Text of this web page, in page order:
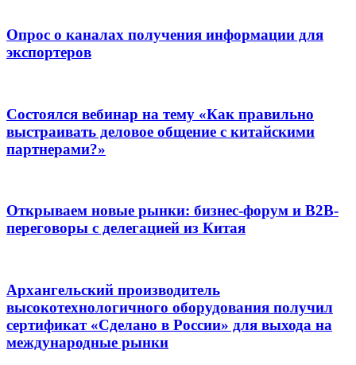
Опрос о каналах получения информации для
экспортеров
Состоялся вебинар на тему «Как правильно
выстраивать деловое общение с китайскими
партнерами?»
Открываем новые рынки: бизнес-форум и B2B-
переговоры с делегацией из Китая
Архангельский производитель
высокотехнологичного оборудования получил
сертификат «Сделано в России» для выхода на
международные рынки